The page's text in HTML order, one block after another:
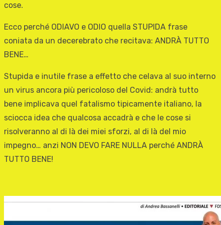
cose.
Ecco perché ODIAVO e ODIO quella STUPIDA frase
coniata da un decerebrato che recitava: ANDRÀ TUTTO
BENE…
Stupida e inutile frase a effetto che celava al suo interno
un virus ancora più pericoloso del Covid: andrà tutto
bene implicava quel fatalismo tipicamente italiano, la
sciocca idea che qualcosa accadrà e che le cose si
risolveranno al di là dei miei sforzi, al di là del mio
impegno… anzi NON DEVO FARE NULLA perché ANDRÀ
TUTTO BENE!